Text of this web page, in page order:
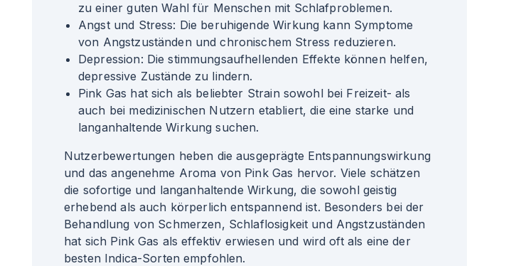
zu einer guten Wahl für Menschen mit Schlafproblemen.
Angst und Stress: Die beruhigende Wirkung kann Symptome
von Angstzuständen und chronischem Stress reduzieren.
Depression: Die stimmungsaufhellenden Effekte können helfen,
depressive Zustände zu lindern.
Pink Gas hat sich als beliebter Strain sowohl bei Freizeit- als
auch bei medizinischen Nutzern etabliert, die eine starke und
langanhaltende Wirkung suchen.
Nutzerbewertungen heben die ausgeprägte Entspannungswirkung
und das angenehme Aroma von Pink Gas hervor. Viele schätzen
die sofortige und langanhaltende Wirkung, die sowohl geistig
erhebend als auch körperlich entspannend ist. Besonders bei der
Behandlung von Schmerzen, Schlaflosigkeit und Angstzuständen
hat sich Pink Gas als effektiv erwiesen und wird oft als eine der
besten Indica-Sorten empfohlen.